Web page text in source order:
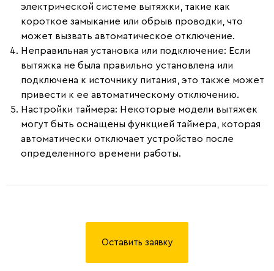
электрической системе вытяжки, такие как
короткое замыкание или обрыв проводки, что
может вызвать автоматическое отключение.
Неправильная установка или подключение: Если
вытяжка не была правильно установлена или
подключена к источнику питания, это также может
привести к ее автоматическому отключению.
Настройки таймера: Некоторые модели вытяжек
могут быть оснащены функцией таймера, которая
автоматически отключает устройство после
определенного времени работы.
Оставить заявку